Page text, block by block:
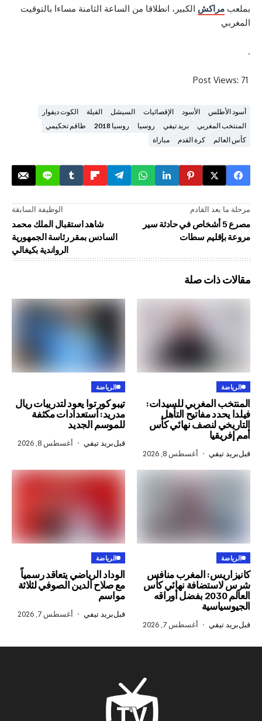
الكبير، انطلاقا من الساعة الثامنة مساءا بالتوقيت
Post
الأسود الإقصائيات السيشل الفيلة
الكوت ديفوار
بريد تيفي روسيا روسيا 2018
طاقم تحكيمي
كرة القدم مباراة
الوظيفة السابقة
شاهد استقبال الملك محمد
السادس بمقر رئاسة الجمهورية
الرواندية بكيغالي
القادم
5 أشخاص في حادثة سير
سطات
صلة
للسيدات:
مفاتيح التأهل
لنصف نهائي كأس
أغسطس 8, 2026
تيبو كورتوا يعود لتدريبات ريال
مدريد: استعدادات مكثفة
للموسم الجديد
أغسطس 8, 2026
المغرب منافس
نهائي كأس
العالم 2030 بفضل أوراقه
أغسطس 7, 2026
الوداد الرياضي يتعاقد رسمياً
مع صلاح الدين الصوفي لثلاثة
مواسم
أغسطس 7, 2026